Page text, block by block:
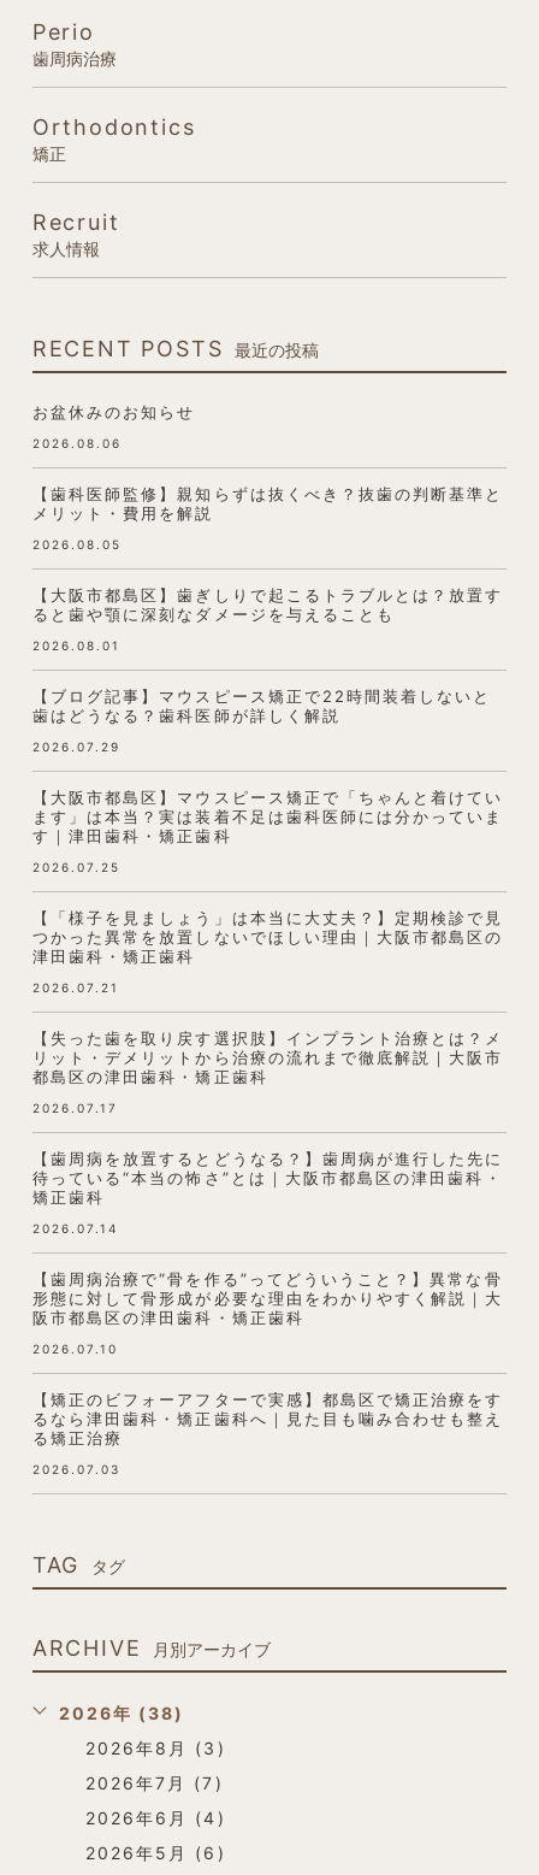
Perio
歯周病治療
Orthodontics
矯正
Recruit
求人情報
RECENT POSTS 最近の投稿
お盆休みのお知らせ
2026.08.06
【歯科医師監修】親知らずは抜くべき？抜歯の判断基準と
メリット・費用を解説
2026.08.05
【大阪市都島区】歯ぎしりで起こるトラブルとは？放置す
ると歯や顎に深刻なダメージを与えることも
2026.08.01
【ブログ記事】マウスピース矯正で22時間装着しないと
歯はどうなる？歯科医師が詳しく解説
2026.07.29
【大阪市都島区】マウスピース矯正で「ちゃんと着けてい
ます」は本当？実は装着不足は歯科医師には分かっていま
す｜津田歯科・矯正歯科
2026.07.25
【「様子を見ましょう」は本当に大丈夫？】定期検診で見
つかった異常を放置しないでほしい理由｜大阪市都島区の
津田歯科・矯正歯科
2026.07.21
【失った歯を取り戻す選択肢】インプラント治療とは？メ
リット・デメリットから治療の流れまで徹底解説｜大阪市
都島区の津田歯科・矯正歯科
2026.07.17
【歯周病を放置するとどうなる？】歯周病が進行した先に
待っている“本当の怖さ”とは｜大阪市都島区の津田歯科・
矯正歯科
2026.07.14
【歯周病治療で“骨を作る”ってどういうこと？】異常な骨
形態に対して骨形成が必要な理由をわかりやすく解説｜大
阪市都島区の津田歯科・矯正歯科
2026.07.10
【矯正のビフォーアフターで実感】都島区で矯正治療をす
るなら津田歯科・矯正歯科へ｜見た目も噛み合わせも整え
る矯正治療
2026.07.03
TAG タグ
ARCHIVE 月別アーカイブ
2026年 (38)
2026年8月 (3)
2026年7月 (7)
2026年6月 (4)
2026年5月 (6)